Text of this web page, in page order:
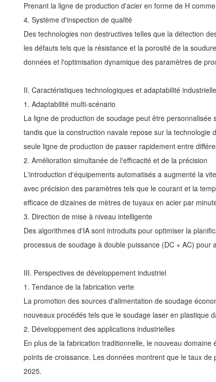
Prenant la ligne de production d'acier en forme de H
4. Système d'inspection de qualité
Des technologies non destructives telles que la détection
les défauts tels que la résistance et la porosité de la
données et l'optimisation dynamique des paramètres de
II. Caractéristiques technologiques et adaptabilité industrielle
1. Adaptabilité multi-scénario
La ligne de production de soudage peut être
tandis que la construction navale repose sur la
seule ligne de production de passer rapidement entre
2. Amélioration simultanée de l'efficacité et de la précision
L'introduction d'équipements automatisés a augmenté la
avec précision des paramètres tels que le courant et la
efficace de dizaines de mètres de tuyaux en acier par
3. Direction de mise à niveau intelligente
Des algorithmes d'IA sont introduits pour optimiser la
processus de soudage à double puissance (DC + AC)
III. Perspectives de développement industriel
1. Tendance de la fabrication verte
La promotion des sources d'alimentation de soudage
nouveaux procédés tels que le soudage laser en plastique
2. Développement des applications industrielles
En plus de la fabrication traditionnelle, le nouveau
points de croissance. Les données montrent que le taux
2025.